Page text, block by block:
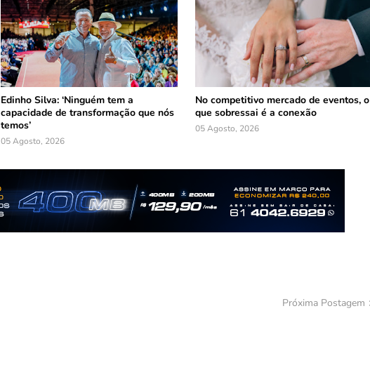
Edinho Silva: ‘Ninguém tem a
capacidade de transformação que nós
temos’
05 Agosto, 2026
No competitivo mercado de eventos, o
que sobressai é a conexão
05 Agosto, 2026
Próxima Postagem